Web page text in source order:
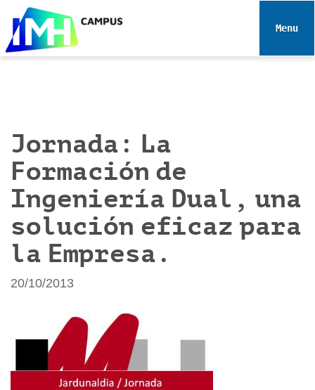
e
Toggle
Jornada: La
Formación de
Ingeniería Dual, una
solución eficaz para
la Empresa.
20/10/2013